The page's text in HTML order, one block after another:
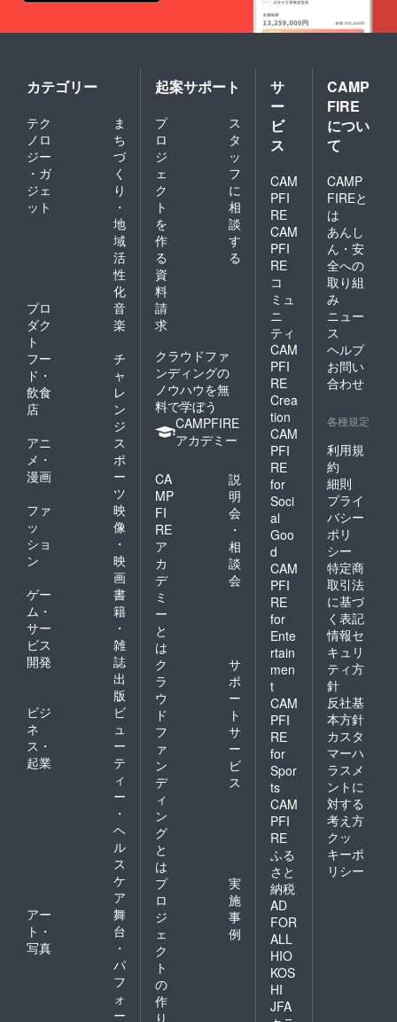
カテゴリー
テク
ノロ
ジー
・ガ
ジェ
ット
ま
ち
づ
く
り
・
地
域
活
性
化
プロ
ダク
ト
音
楽
フー
ド・
飲食
店
チ
ャ
レ
ン
ジ
アニ
メ・
漫画
ス
ポ
ー
ツ
ファ
ッ
ショ
ン
映
像
・
映
画
ゲー
ム・
サー
ビス
開発
書
籍
・
雑
誌
出
版
ビジ
ネ
ス・
起業
ビ
ュ
ー
テ
ィ
ー
・
ヘ
ル
ス
ケ
ア
アー
ト・
写真
舞
台
・
パ
フ
ォ
ー
起案サポート
プ
ロ
ジ
ェ
ク
ト
を
作
る
ス
タ
ッ
フ
に
相
談
す
る
資
料
請
求
クラウドファ
ンディングの
ノウハウを無
料で学ぼう
CAMPFIRE
アカデミー
CA
MP
FI
RE
ア
カ
デ
ミ
ー
と
は
説
明
会
・
相
談
会
ク
ラ
ウ
ド
フ
ァ
ン
デ
ィ
ン
グ
と
は
サ
ポ
ー
ト
サ
ー
ビ
ス
プ
ロ
ジ
ェ
ク
ト
の
作
り
実
施
事
例
サ
ー
ビ
ス
CAM
PFI
RE
CAM
PFI
RE
コ
ミュ
ニ
ティ
CAM
PFI
RE
Crea
tion
CAM
PFI
RE
for
Soci
al
Goo
d
CAM
PFI
RE
for
Ente
rtain
men
t
CAM
PFI
RE
for
Spor
ts
CAM
PFI
RE
ふる
さと
納税
AD
FOR
ALL
HIO
KOS
HI
JFA
CAMP
FIRE
につい
て
CAMP
FIREと
は
あんし
ん・安
全への
取り組
み
ニュー
ス
ヘルプ
お問い
合わせ
各種規定
利用規
約
細則
プライ
バシー
ポリ
シー
特定商
取引法
に基づ
く表記
情報セ
キュリ
ティ方
針
反社基
本方針
カスタ
マーハ
ラスメ
ントに
対する
考え方
クッ
キーポ
リシー